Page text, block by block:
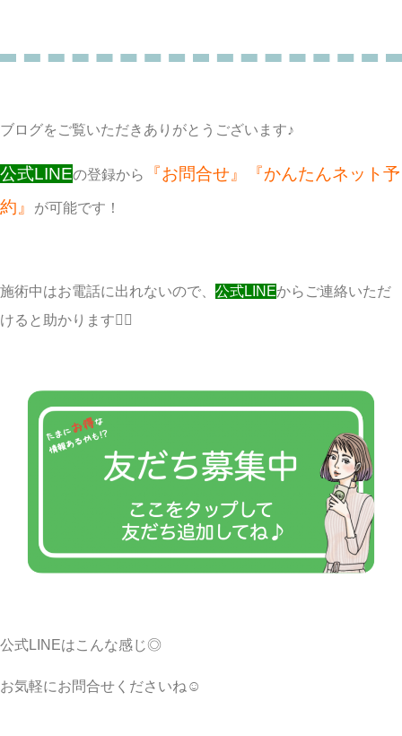
ブログをご覧いただきありがとうございます♪
公式LINEの登録から
『お問合せ』『かんたんネット予
約』
が可能です！
施術中はお電話に出れないので、 公式LINEからご連絡いただ
けると助かります🙇‍♀️
公式LINEはこんな感じ◎
お気軽にお問合せくださいね☺︎